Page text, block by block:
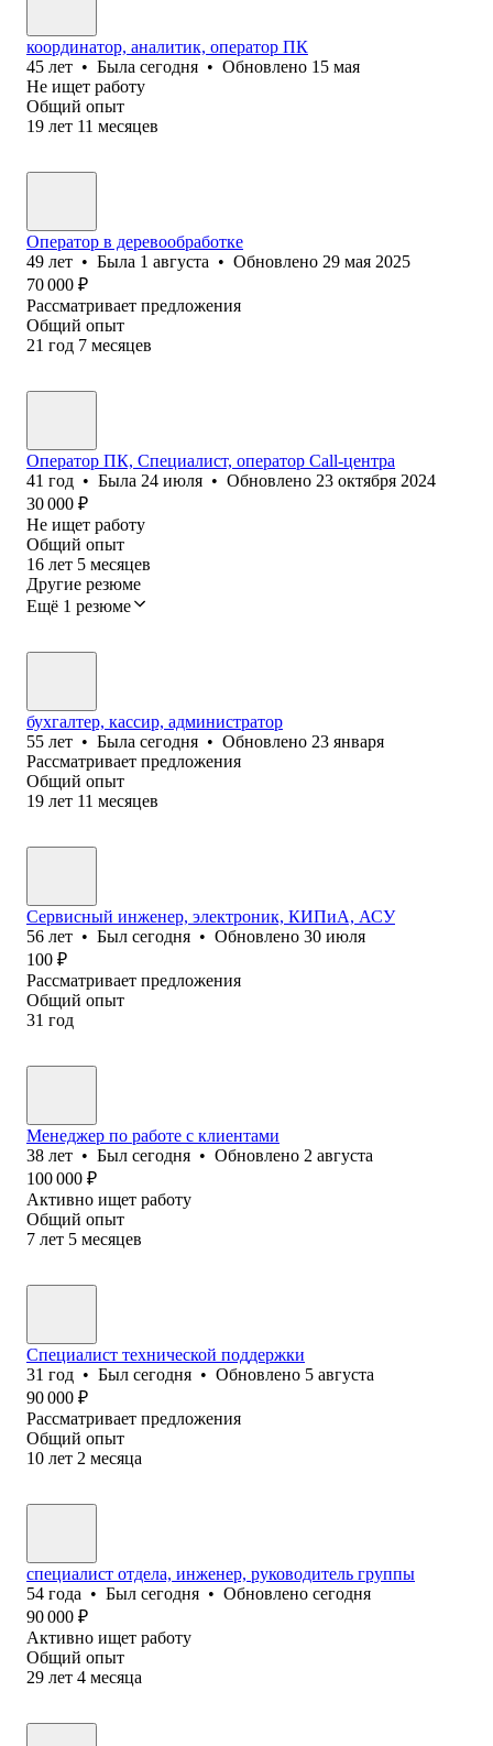
координатор, аналитик, оператор ПК
45 лет • Была сегодня • Обновлено 15 мая
Не ищет работу
Общий опыт
19 лет 11 месяцев
Оператор в деревообработке
49 лет • Была 1 августа • Обновлено 29 мая 2025
70 000 ₽
Рассматривает предложения
Общий опыт
21 год 7 месяцев
Оператор ПК, Специалист, оператор Call-центра
41 год • Была 24 июля • Обновлено 23 октября 2024
30 000 ₽
Не ищет работу
Общий опыт
16 лет 5 месяцев
Другие резюме
Ещё 1 резюме
бухгалтер, кассир, администратор
55 лет • Была сегодня • Обновлено 23 января
Рассматривает предложения
Общий опыт
19 лет 11 месяцев
Сервисный инженер, электроник, КИПиА, АСУ
56 лет • Был сегодня • Обновлено 30 июля
100 ₽
Рассматривает предложения
Общий опыт
31 год
Менеджер по работе с клиентами
38 лет • Был сегодня • Обновлено 2 августа
100 000 ₽
Активно ищет работу
Общий опыт
7 лет 5 месяцев
Специалист технической поддержки
31 год • Был сегодня • Обновлено 5 августа
90 000 ₽
Рассматривает предложения
Общий опыт
10 лет 2 месяца
специалист отдела, инженер, руководитель группы
54 года • Был сегодня • Обновлено сегодня
90 000 ₽
Активно ищет работу
Общий опыт
29 лет 4 месяца